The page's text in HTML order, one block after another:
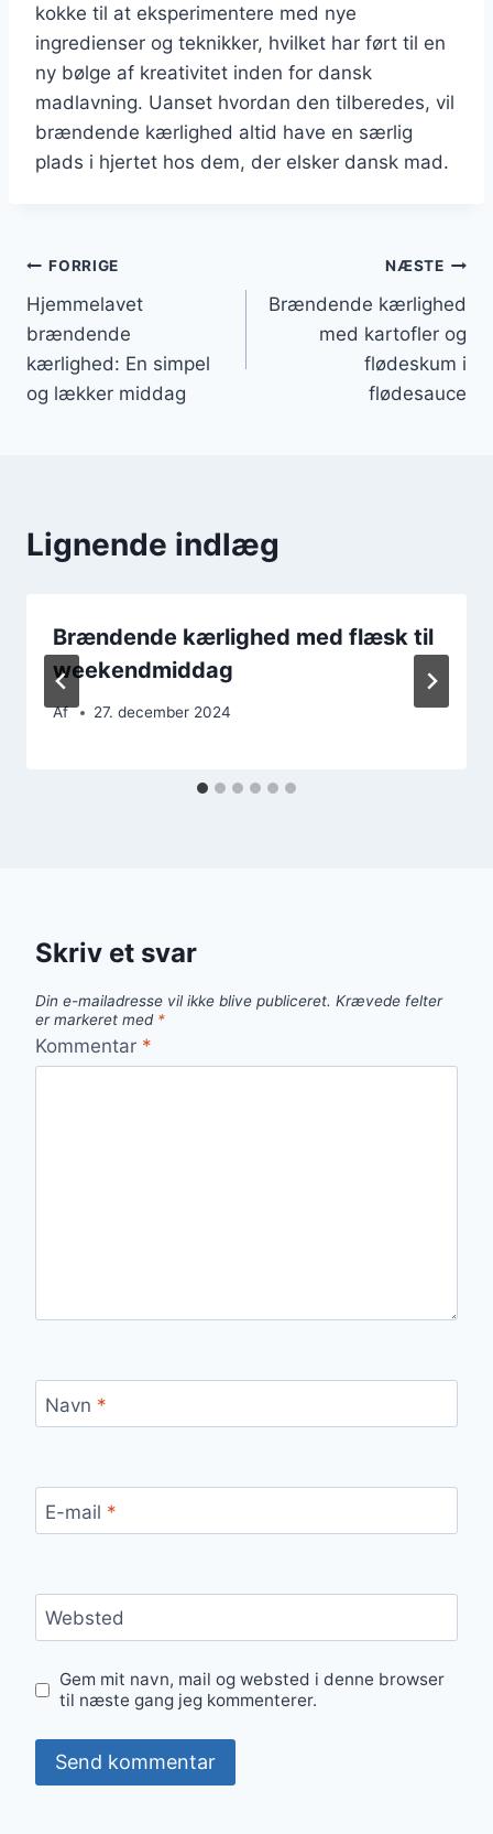
kokke til at eksperimentere med nye
ingredienser og teknikker, hvilket har ført til en
ny bølge af kreativitet inden for dansk
madlavning. Uanset hvordan den tilberedes, vil
brændende kærlighed altid have en særlig
plads i hjertet hos dem, der elsker dansk mad.
Indlægsnavigation
FORRIGE
Hjemmelavet
brændende
kærlighed: En simpel
og lækker middag
NÆSTE
Brændende kærlighed
med kartofler og
flødeskum i
flødesauce
Lignende indlæg
Brændende kærlighed med flæsk til
weekendmiddag
Af 27. december 2024
Skriv et svar
Din e-mailadresse vil ikke blive publiceret. Krævede felter
er markeret med *
Kommentar *
Navn *
E-mail *
Websted
Gem mit navn, mail og websted i denne browser
til næste gang jeg kommenterer.